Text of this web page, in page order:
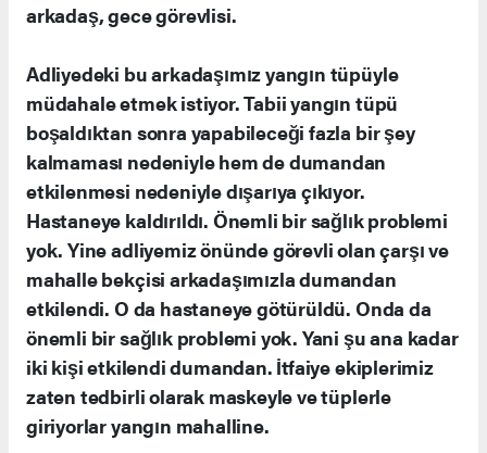
arkadaş, gece görevlisi.
Adliyedeki bu arkadaşımız yangın tüpüyle
müdahale etmek istiyor. Tabii yangın tüpü
boşaldıktan sonra yapabileceği fazla bir şey
kalmaması nedeniyle hem de dumandan
etkilenmesi nedeniyle dışarıya çıkıyor.
Hastaneye kaldırıldı. Önemli bir sağlık problemi
yok. Yine adliyemiz önünde görevli olan çarşı ve
mahalle bekçisi arkadaşımızla dumandan
etkilendi. O da hastaneye götürüldü. Onda da
önemli bir sağlık problemi yok. Yani şu ana kadar
iki kişi etkilendi dumandan. İtfaiye ekiplerimiz
zaten tedbirli olarak maskeyle ve tüplerle
giriyorlar yangın mahalline.